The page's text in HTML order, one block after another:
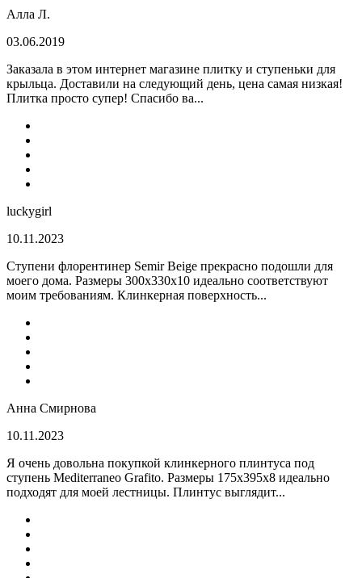
Алла Л.
03.06.2019
Заказала в этом интернет магазине плитку и ступеньки для
крыльца. Доставили на следующий день, цена самая низкая!
Плитка просто супер! Спасибо ва...
luckygirl
10.11.2023
Ступени флорентинер Semir Beige прекрасно подошли для
моего дома. Размеры 300х330х10 идеально соответствуют
моим требованиям. Клинкерная поверхность...
Анна Смирнова
10.11.2023
Я очень довольна покупкой клинкерного плинтуса под
ступень Mediterraneo Grafito. Размеры 175х395х8 идеально
подходят для моей лестницы. Плинтус выглядит...